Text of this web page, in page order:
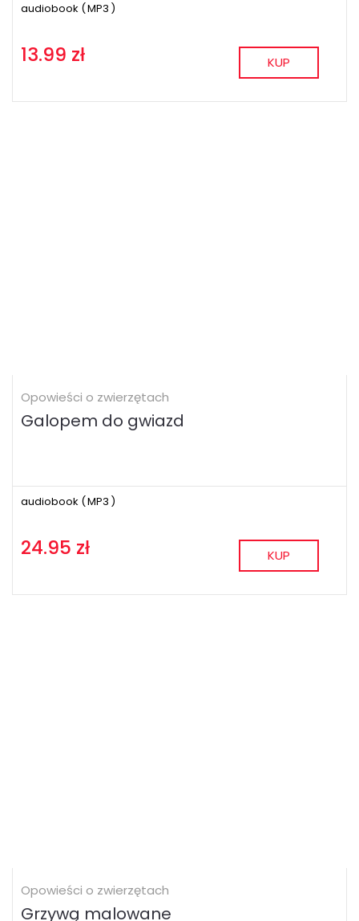
audiobook (MP3 )
13.99 zł KUP
Opowieści o zwierzętach
Galopem do gwiazd
audiobook (MP3 )
24.95 zł KUP
Opowieści o zwierzętach
Grzywą malowane